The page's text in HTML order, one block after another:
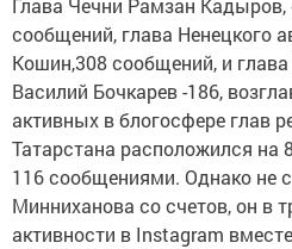
Глава Чечни Рамзан
сообщений, глава Ненецкого
Кошин,308 сообщений, и
Василий Бочкарев -186,
активных в блогосфере глав
Татарстана расположился на
116 сообщениями. Однако не
Минниханова со счетов, он в
активности в Instagram